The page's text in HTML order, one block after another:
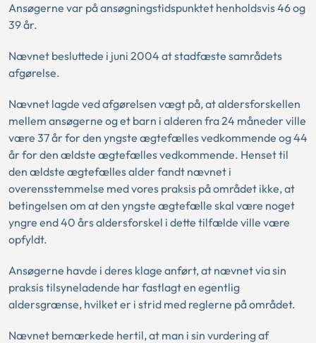
Ansøgerne var på ansøgningstidspunktet henholdsvis 46 og
39 år.
Nævnet besluttede i juni 2004 at stadfæste samrådets
afgørelse.
Nævnet lagde ved afgørelsen vægt på, at aldersforskellen
mellem ansøgerne og et barn i alderen fra 24 måneder ville
være 37 år for den yngste ægtefælles vedkommende og 44
år for den ældste ægtefælles vedkommende. Henset til
den ældste ægtefælles alder fandt nævnet i
overensstemmelse med vores praksis på området ikke, at
betingelsen om at den yngste ægtefælle skal være noget
yngre end 40 års aldersforskel i dette tilfælde ville være
opfyldt.
Ansøgerne havde i deres klage anført, at nævnet via sin
praksis tilsyneladende har fastlagt en egentlig
aldersgrænse, hvilket er i strid med reglerne på området.
Nævnet bemærkede hertil, at man i sin vurdering af